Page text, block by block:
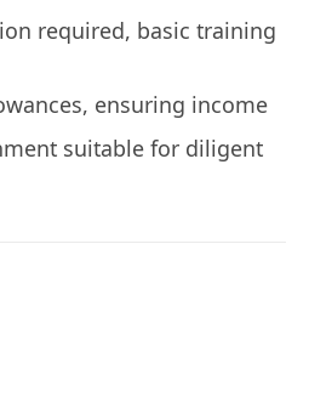
required, basic training
ensuring income
suitable for diligent